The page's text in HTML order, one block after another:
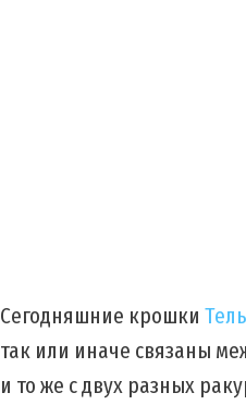
Сегодняшние крошки
так или иначе связаны
и то же с двух разных